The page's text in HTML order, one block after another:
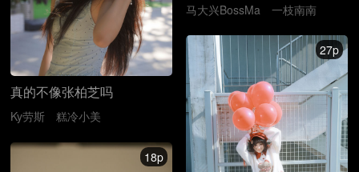
马大兴BossMa 一枝南南
真的不像张柏芝吗
Ky劳斯 糕冷小美
27p
18p